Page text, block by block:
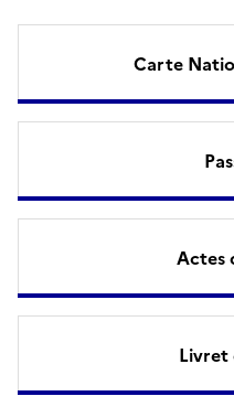
Carte
Actes
Livret